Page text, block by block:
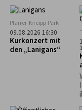
damit zu tun? Und
Strohhüte? Warum
gibt es einen
Haifisch im
Museum?
Pfarrer-Kneipp-Park
09.08.2026 16:30
Kurkonzert mit
den „Lanigans“